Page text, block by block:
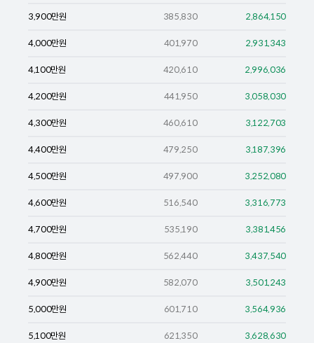
3,900만원 385,830 2,864,150
4,000만원 401,970 2,931,343
4,100만원 420,610 2,996,036
4,200만원 441,950 3,058,030
4,300만원 460,610 3,122,703
4,400만원 479,250 3,187,396
4,500만원 497,900 3,252,080
4,600만원 516,540 3,316,773
4,700만원 535,190 3,381,456
4,800만원 562,440 3,437,540
4,900만원 582,070 3,501,243
5,000만원 601,710 3,564,936
5,100만원 621,350 3,628,630